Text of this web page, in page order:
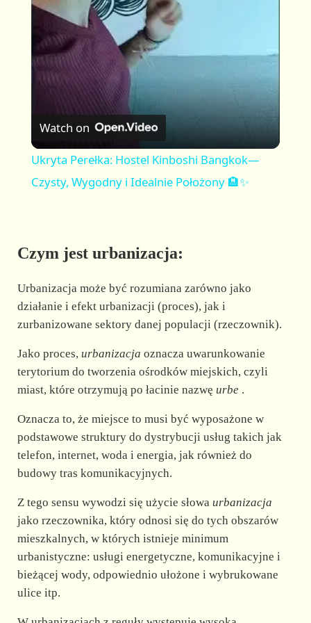
a
V
i
o
Watch on
Ukryta Perełka: Hostel Kinboshi Bangkok—
Czysty, Wygodny i Idealnie Położony 🏨✨
Czym jest urbanizacja:
Urbanizacja może być rozumiana zarówno jako
działanie i efekt urbanizacji (proces), jak i
zurbanizowane sektory danej populacji (rzeczownik).
Jako proces, urbanizacja oznacza uwarunkowanie
terytorium do tworzenia ośrodków miejskich, czyli
miast, które otrzymują po łacinie nazwę urbe .
Oznacza to, że miejsce to musi być wyposażone w
podstawowe struktury do dystrybucji usług takich jak
telefon, internet, woda i energia, jak również do
budowy tras komunikacyjnych.
Z tego sensu wywodzi się użycie słowa urbanizacja
jako rzeczownika, który odnosi się do tych obszarów
mieszkalnych, w których istnieje minimum
urbanistyczne: usługi energetyczne, komunikacyjne i
bieżącej wody, odpowiednio ułożone i wybrukowane
ulice itp.